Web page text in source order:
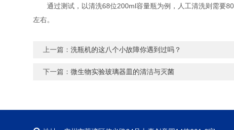
通过测试，以清洗68位200ml容量瓶为例，人工清洗则需要
左右。
上一篇：洗瓶机的这八个小故障你遇到过吗？
下一篇：微生物实验玻璃器皿的清洁与灭菌